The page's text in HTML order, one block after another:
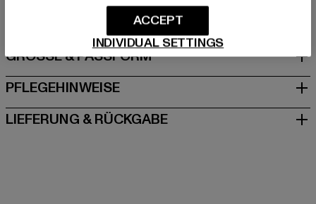
GRÖSSE & PASSFORM
PFLEGEHINWEISE
LIEFERUNG & RÜCKGABE
INDIVIDUAL SETTINGS
ACCEPT